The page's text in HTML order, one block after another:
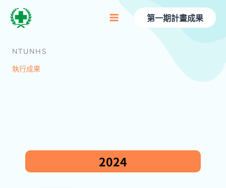
第一期計畫成果
NTUNHS
執行成果
2024